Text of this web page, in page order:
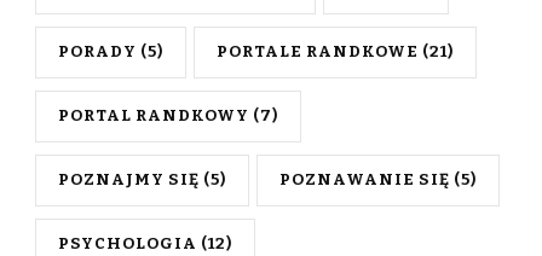
PORADY (5) PORTALE RANDKOWE (21)
PORTAL RANDKOWY (7)
POZNAJMY SIĘ (5) POZNAWANIE SIĘ (5)
PSYCHOLOGIA (12)